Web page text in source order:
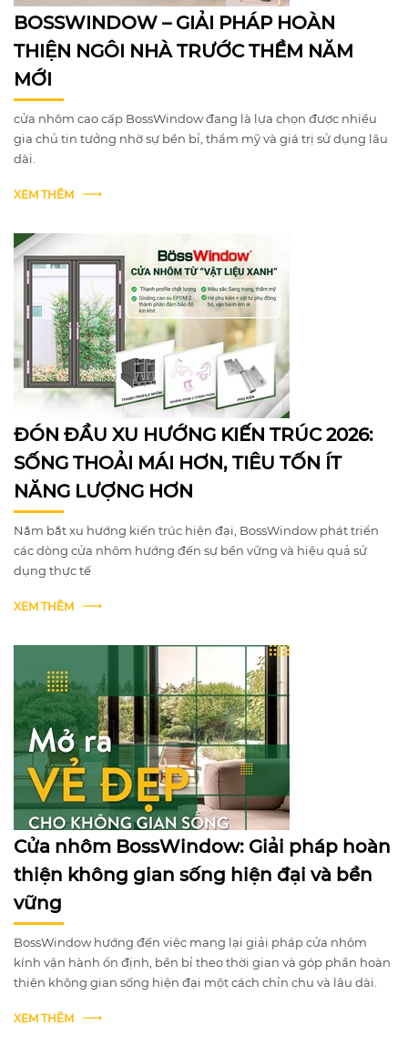
BOSSWINDOW – GIẢI PHÁP HOÀN
THIỆN NGÔI NHÀ TRƯỚC THỀM NĂM
MỚI
cửa nhôm cao cấp BossWindow đang là lựa chọn được nhiều
gia chủ tin tưởng nhờ sự bền bỉ, thẩm mỹ và giá trị sử dụng lâu
dài.
XEM THÊM
ĐÓN ĐẦU XU HƯỚNG KIẾN TRÚC 2026:
SỐNG THOẢI MÁI HƠN, TIÊU TỐN ÍT
NĂNG LƯỢNG HƠN
Nắm bắt xu hướng kiến trúc hiện đại, BossWindow phát triển
các dòng cửa nhôm hướng đến sự bền vững và hiệu quả sử
dụng thực tế
XEM THÊM
Cửa nhôm BossWindow: Giải pháp hoàn
thiện không gian sống hiện đại và bền
vững
BossWindow hướng đến việc mang lại giải pháp cửa nhôm
kính vận hành ổn định, bền bỉ theo thời gian và góp phần hoàn
thiện không gian sống hiện đại một cách chỉn chu và lâu dài.
XEM THÊM